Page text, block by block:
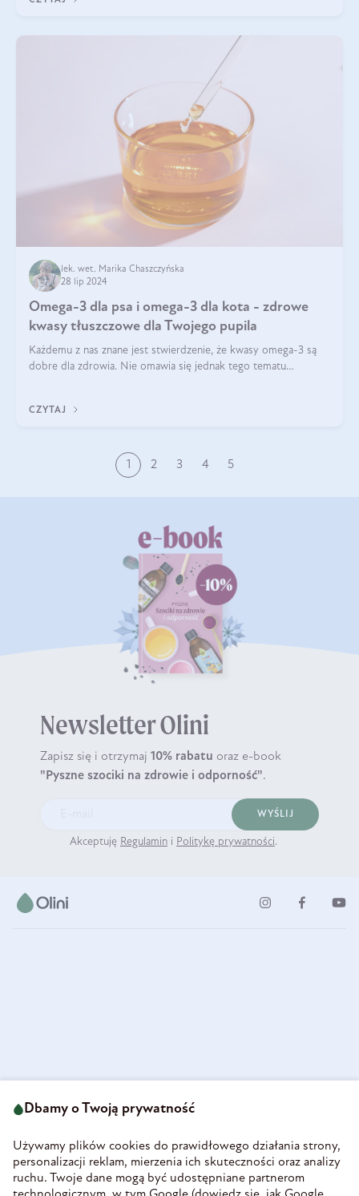
lek. wet. Marika Chaszczyńska
28 lip 2024
Omega-3 dla psa i omega-3 dla kota - zdrowe
kwasy tłuszczowe dla Twojego pupila
Każdemu z nas znane jest stwierdzenie, że kwasy omega-3 są
dobre dla zdrowia. Nie omawia się jednak tego tematu
CZYTAJ
1 2 3 4 5
Newsletter Olini
Zapisz się i otrzymaj 10% rabatu oraz e-book
"Pyszne szociki na zdrowie i odporność".
WYŚLIJ
Akceptuję Regulamin i Politykę prywatności.
58-160 Świebodzice
REGON 890213034
INFORMACJE
Dbamy o Twoją prywatność
Używamy plików cookies do prawidłowego działania strony,
personalizacji reklam, mierzenia ich skuteczności oraz analizy
ruchu. Twoje dane mogą być udostępniane partnerom